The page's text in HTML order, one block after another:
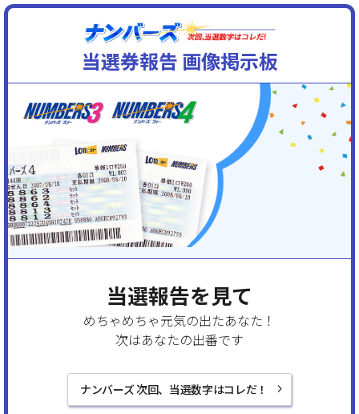
当選券報告 画像掲示板
当選報告を見て
めちゃめちゃ元気の出たあなた！
次はあなたの出番です
ナンバーズ 次回、当選数字はコレだ！